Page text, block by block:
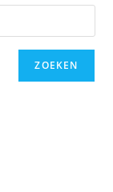
ZOEKEN